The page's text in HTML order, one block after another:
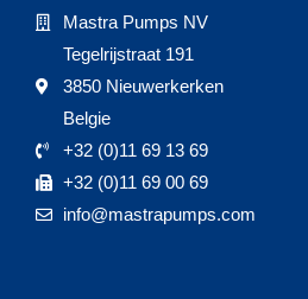
Mastra Pumps NV
Tegelrijstraat 191
3850 Nieuwerkerken
Belgie
+32 (0)11 69 13 69
+32 (0)11 69 00 69
info@mastrapumps.com